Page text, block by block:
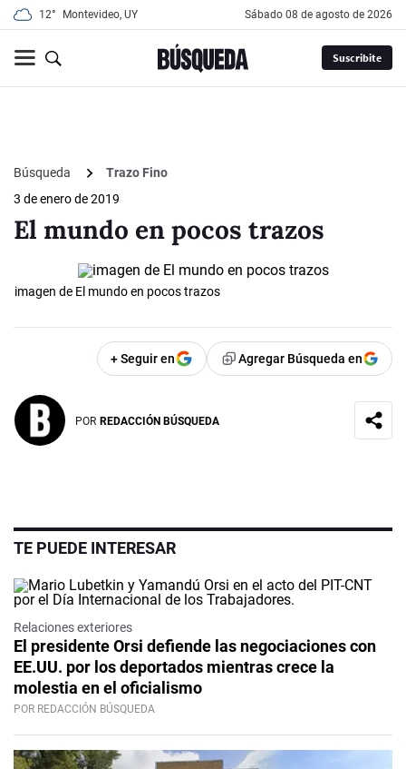
12° Montevideo, UY sábado 08 de agosto de 2026
Suscribite
Búsqueda
Trazo Fino
3 de enero de 2019
El mundo en pocos trazos
imagen de El mundo en pocos trazos
+ Seguir en Agregar Búsqueda en
POR REDACCIÓN BÚSQUEDA
TE PUEDE INTERESAR
Relaciones exteriores
El presidente Orsi defiende las negociaciones con
EE.UU. por los deportados mientras crece la
molestia en el oficialismo
POR REDACCIÓN BÚSQUEDA